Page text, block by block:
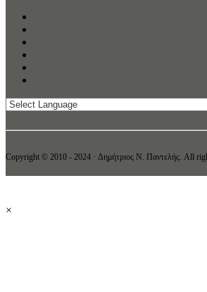
Copyright © 2010 - 2024 · Δημήτριος N. Παντελής. All
×